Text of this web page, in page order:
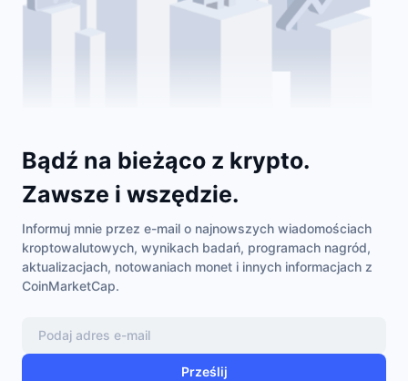
Bądź na bieżąco z krypto.
Zawsze i wszędzie.
Informuj mnie przez e-mail o najnowszych wiadomościach
kroptowalutowych, wynikach badań, programach nagród,
aktualizacjach, notowaniach monet i innych informacjach z
CoinMarketCap.
Prześlij